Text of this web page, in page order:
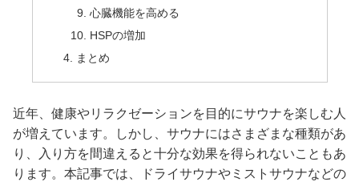
心臓機能を高める
HSPの増加
まとめ
近年、健康やリラクゼーションを目的にサウナを楽しむ人
が増えています。しかし、サウナにはさまざまな種類があ
り、入り方を間違えると十分な効果を得られないこともあ
ります。本記事では、ドライサウナやミストサウナなどの